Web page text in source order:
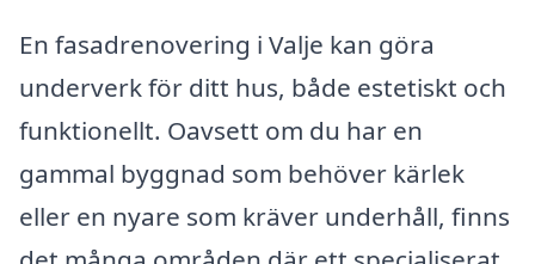
En fasadrenovering i Valje kan göra
underverk för ditt hus, både estetiskt och
funktionellt. Oavsett om du har en
gammal byggnad som behöver kärlek
eller en nyare som kräver underhåll, finns